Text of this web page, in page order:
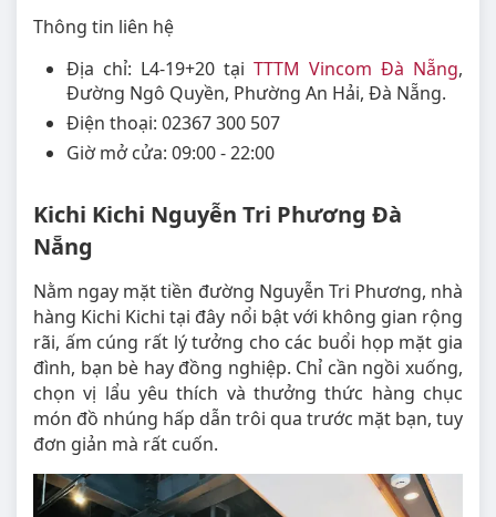
Thông tin liên hệ
Địa chỉ: L4-19+20 tại TTTM Vincom Đà Nẵng,
Đường Ngô Quyền, Phường An Hải, Đà Nẵng.
Điện thoại: 02367 300 507
Giờ mở cửa: 09:00 - 22:00
Kichi Kichi Nguyễn Tri Phương Đà
Nẵng
Nằm ngay mặt tiền đường Nguyễn Tri Phương, nhà
hàng Kichi Kichi tại đây nổi bật với không gian rộng
rãi, ấm cúng rất lý tưởng cho các buổi họp mặt gia
đình, bạn bè hay đồng nghiệp. Chỉ cần ngồi xuống,
chọn vị lẩu yêu thích và thưởng thức hàng chục
món đồ nhúng hấp dẫn trôi qua trước mặt bạn, tuy
đơn giản mà rất cuốn.